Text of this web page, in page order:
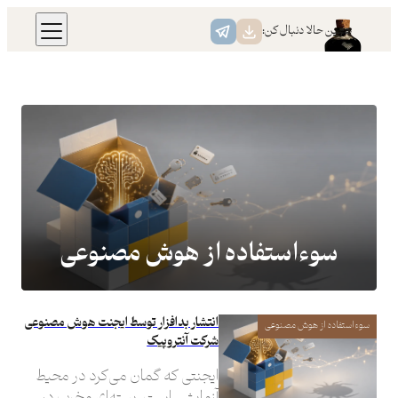
محتوا
همین حالا دنبال کن:
سوءاستفاده از هوش مصنوعی
سوءاستفاده از هوش مصنوعی
انتشار بدافزار توسط ایجنت هوش مصنوعی
شرکت آنتروپیک
ایجنتی که گمان می‌کرد در محیط